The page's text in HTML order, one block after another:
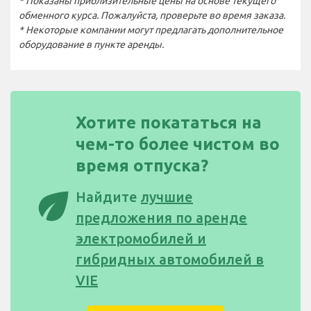
обменного курса. Пожалуйста, проверьте во время заказа.
* Некоторые компании могут предлагать дополнительное
оборудование в пункте аренды.
eco
Хотите покататься на
чем-то более чистом во
время отпуска?
Найдите лучшие
предложения по аренде
электромобилей и
гибридных автомобилей в
VIE